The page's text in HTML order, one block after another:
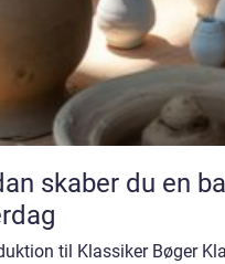
skaber du en
til Klassiker Bøger